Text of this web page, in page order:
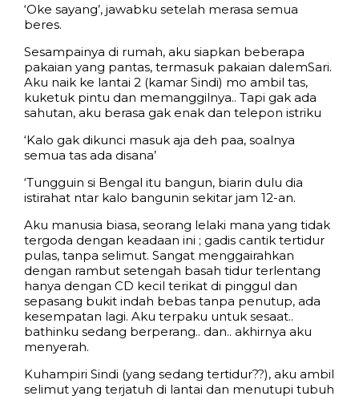
‘Oke sayang’, jawabku setelah merasa semua
beres.
Sesampainya di rumah, aku siapkan beberapa
pakaian yang pantas, termasuk pakaian dalemSari.
Aku naik ke lantai 2 (kamar Sindi) mo ambil tas,
kuketuk pintu dan memanggilnya.. Tapi gak ada
sahutan, aku berasa gak enak dan telepon istriku
‘Kalo gak dikunci masuk aja deh paa, soalnya
semua tas ada disana’
‘Tungguin si Bengal itu bangun, biarin dulu dia
istirahat ntar kalo bangunin sekitar jam 12-an.
Aku manusia biasa, seorang lelaki mana yang tidak
tergoda dengan keadaan ini ; gadis cantik tertidur
pulas, tanpa selimut. Sangat menggairahkan
dengan rambut setengah basah tidur terlentang
hanya dengan CD kecil terikat di pinggul dan
sepasang bukit indah bebas tanpa penutup, ada
kesempatan lagi. Aku terpaku untuk sesaat..
bathinku sedang berperang.. dan.. akhirnya aku
menyerah.
Kuhampiri Sindi (yang sedang tertidur??), aku ambil
selimut yang terjatuh di lantai dan menutupi tubuh